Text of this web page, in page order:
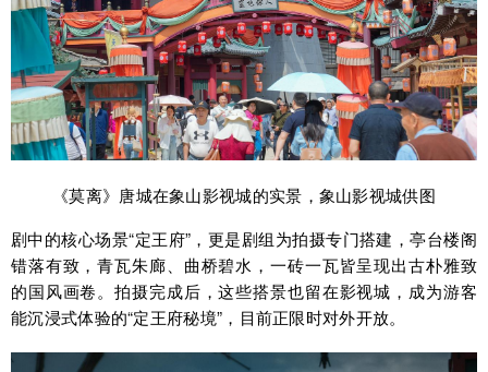
《莫离》唐城在象山影视城的实景，象山影视城供图
剧中的核心场景“定王府”，更是剧组为拍摄专门搭建，亭台楼阁
错落有致，青瓦朱廊、曲桥碧水，一砖一瓦皆呈现出古朴雅致
的国风画卷。拍摄完成后，这些搭景也留在影视城，成为游客
能沉浸式体验的“定王府秘境”，目前正限时对外开放。